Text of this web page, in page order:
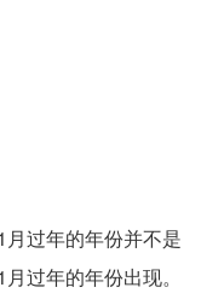
过年的年份并不是
过年的年份出现。